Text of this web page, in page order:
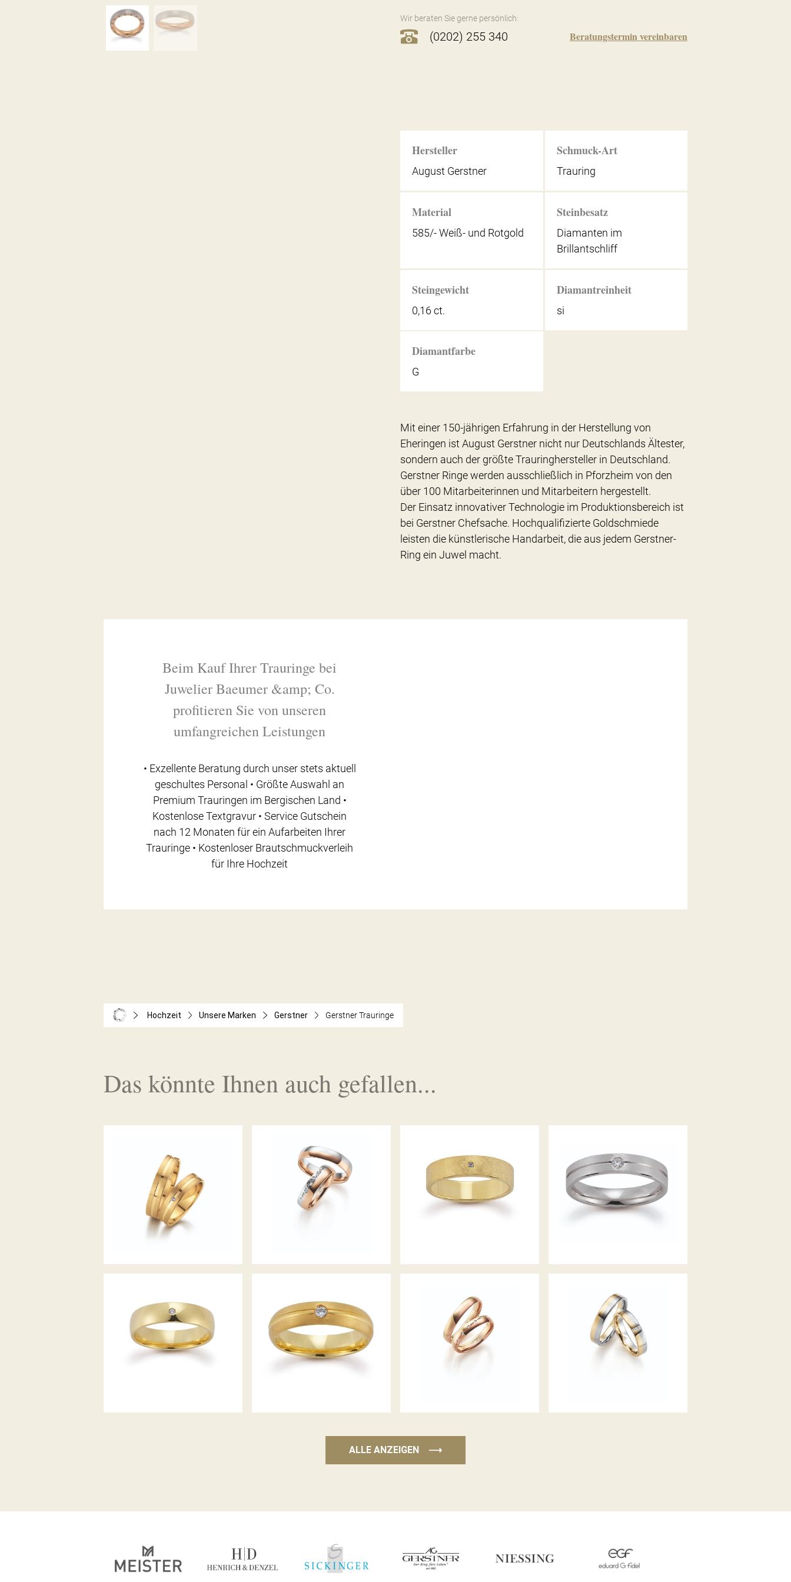
Wir beraten Sie gerne persönlich:
(0202) 255 340 Beratungstermin vereinbaren
Hersteller
August Gerstner
Schmuck-Art
Trauring
Material
585/- Weiß- und Rotgold
Steinbesatz
Diamanten im
Brillantschliff
Steingewicht
0,16 ct.
Diamantreinheit
si
Diamantfarbe
G
Mit einer 150-jährigen Erfahrung in der Herstellung von
Eheringen ist August Gerstner nicht nur Deutschlands Ältester,
sondern auch der größte Trauringhersteller in Deutschland.
Gerstner Ringe werden ausschließlich in Pforzheim von den
über 100 Mitarbeiterinnen und Mitarbeitern hergestellt.
Der Einsatz innovativer Technologie im Produktionsbereich ist
bei Gerstner Chefsache. Hochqualifizierte Goldschmiede
leisten die künstlerische Handarbeit, die aus jedem Gerstner-
Ring ein Juwel macht.
Beim Kauf Ihrer Trauringe bei
Juwelier Baeumer &amp; Co.
profitieren Sie von unseren
umfangreichen Leistungen
• Exzellente Beratung durch unser stets aktuell
geschultes Personal • Größte Auswahl an
Premium Trauringen im Bergischen Land •
Kostenlose Textgravur • Service Gutschein
nach 12 Monaten für ein Aufarbeiten Ihrer
Trauringe • Kostenloser Brautschmuckverleih
für Ihre Hochzeit
Hochzeit Unsere Marken Gerstner Gerstner Trauringe
Das könnte Ihnen auch gefallen...
GERSTNER TRAURINGE GERSTNER TRAURINGE GERSTNER TRAURINGE GERSTNER TRAURINGE
GERSTNER TRAURINGE GERSTNER TRAURINGE GERSTNER TRAURINGE GERSTNER TRAURINGE
ALLE ANZEIGEN ⟶